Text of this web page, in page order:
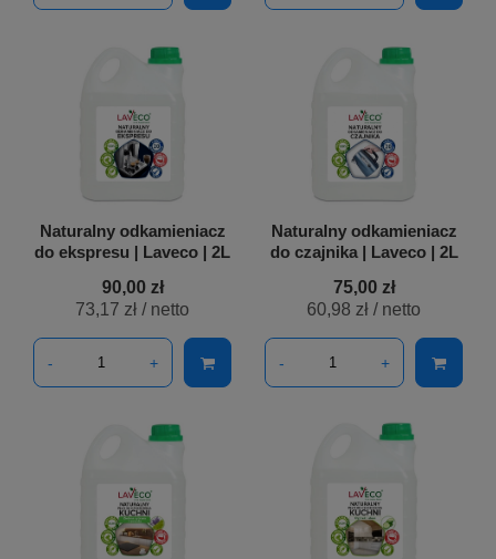
Naturalny odkamieniacz
do ekspresu | Laveco | 2L
90,00 zł
73,17 zł / netto
- +
Naturalny odkamieniacz
do czajnika | Laveco | 2L
75,00 zł
60,98 zł / netto
- +